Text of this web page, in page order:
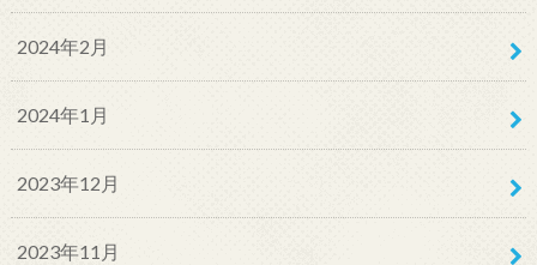
2024年2月
2024年1月
2023年12月
2023年11月